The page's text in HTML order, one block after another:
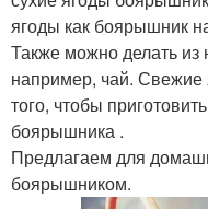
ягоды как боярышник
Также можно делать из
например, чай.
того, чтобы
боярышника .
Предлагаем для
боярышником.